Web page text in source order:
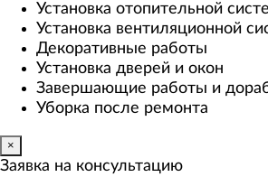
Установка отопительной
Установка вентиляционной
Декоративные работы
Установка дверей и окон
Завершающие работы и
Уборка после ремонта
×
Заявка на консультацию